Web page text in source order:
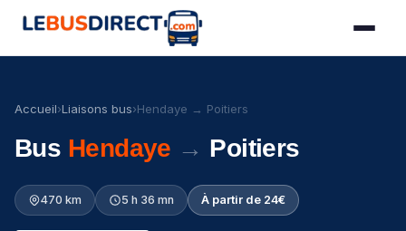
Accueil›Liaisons bus›Hendaye → Poitiers
Bus Hendaye → Poitiers
470 km 5 h 36 mn À partir de 24€